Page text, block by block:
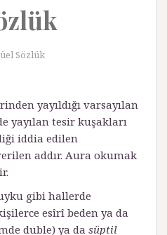
Sözlük
yayıldığı varsayılan
yayılan tesir kuşakları
iddia edilen
addır. Aura okumak
gibi hallerde
esîrî beden ya da
duble) ya da süptil